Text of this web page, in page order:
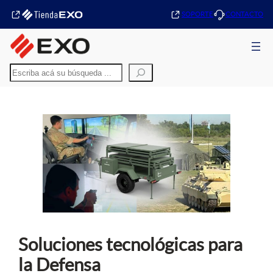
SOPORTE CONTACTO
Buscar
Soluciones tecnológicas para
la Defensa